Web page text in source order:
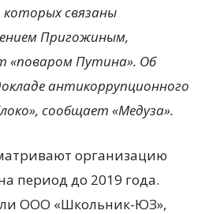
связаны
Пригожиным,
«поваром Путина». Об
антикоррупционного
сообщает «Медуза».
организацию
период до 2019 года.
ООО «Школьник-ЮЗ»,